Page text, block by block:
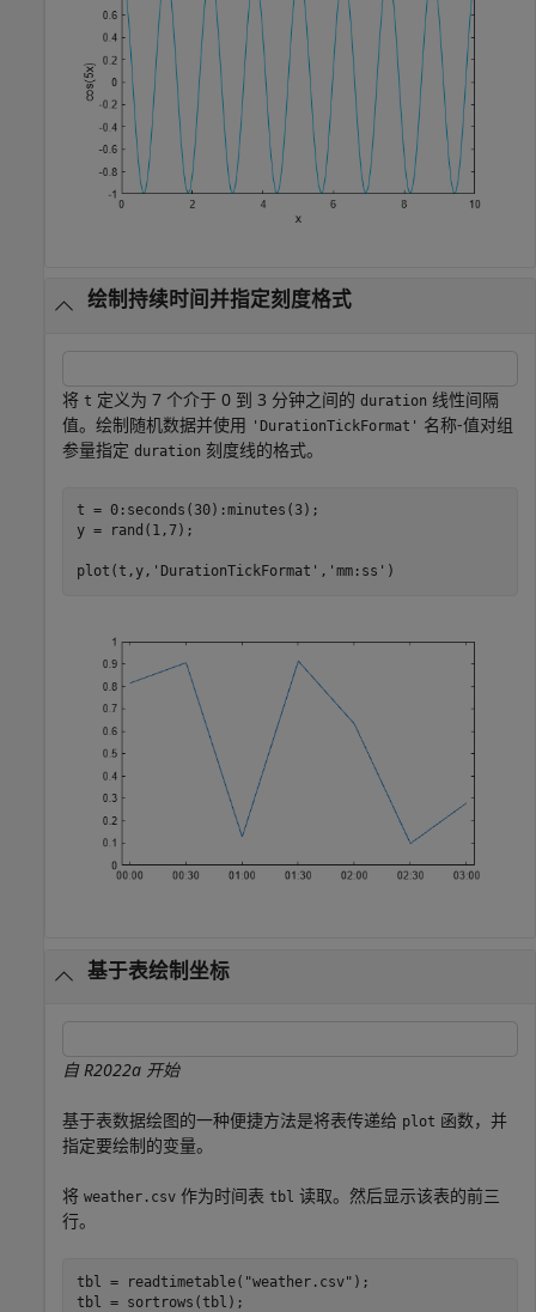
绘制持续时间并指定刻度格式
将 t 定义为 7 个介于 0 到 3 分钟之间的 duration 线性间隔
值。绘制随机数据并使用 'DurationTickFormat' 名称-值对组
参量指定 duration 刻度线的格式。
t = 0:seconds(30):minutes(3);
y = rand(1,7);
plot(t,y, 'DurationTickFormat' , 'mm:ss' )
基于表绘制坐标
自 R2022a 开始
基于表数据绘图的一种便捷方法是将表传递给 plot 函数，并
指定要绘制的变量。
将 weather.csv 作为时间表 tbl 读取。然后显示该表的前三
行。
tbl = readtimetable( "weather.csv" );
tbl = sortrows(tbl);